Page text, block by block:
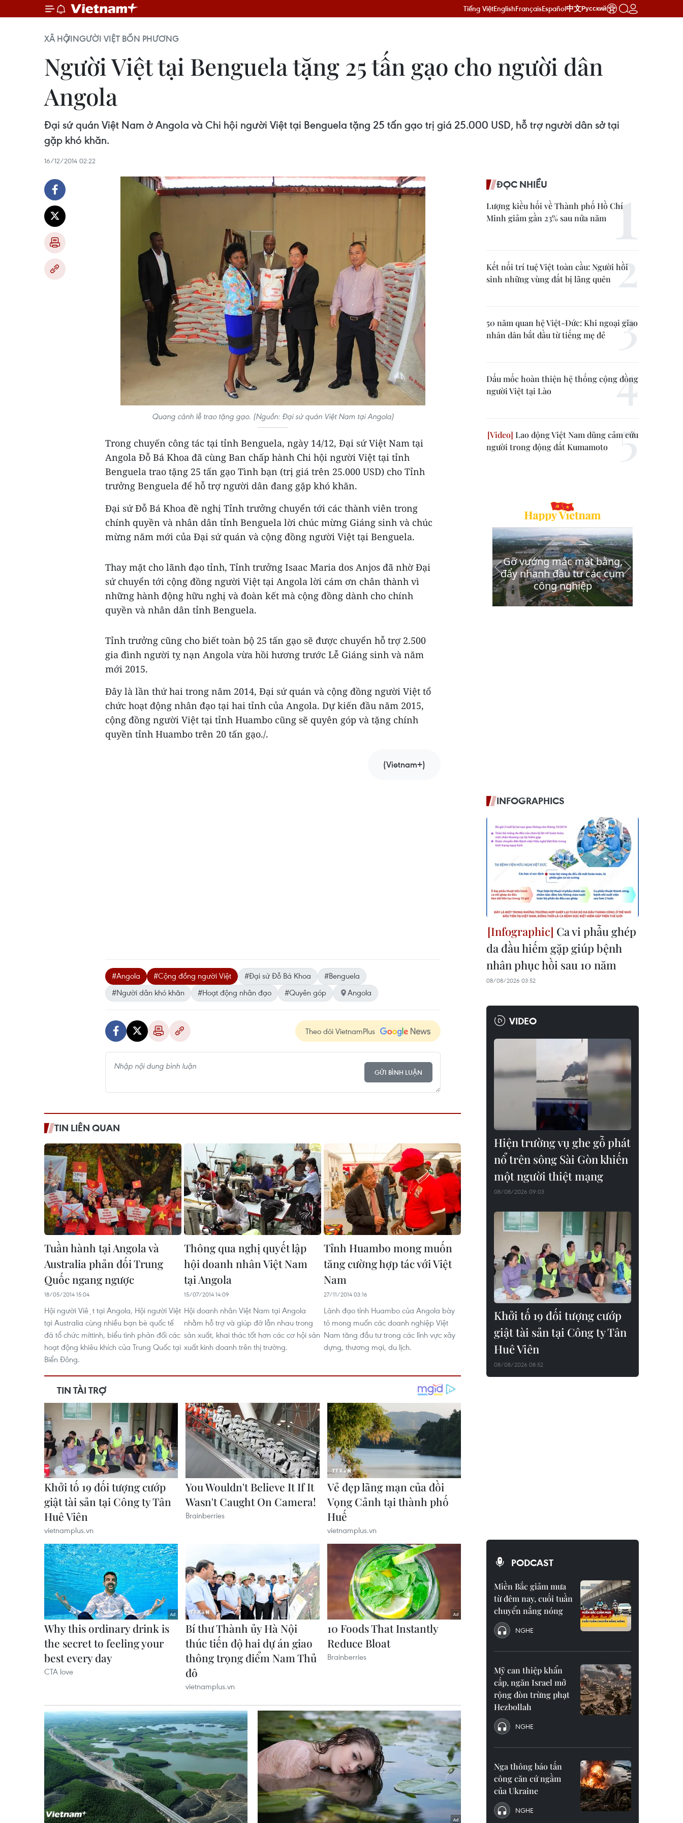
Tiếng ViệtEnglishFrançaisEspañol中文Русский
XÃ HỘINGƯỜI VIỆT BỐN PHƯƠNG
Người Việt tại Benguela tặng 25 tấn gạo cho người dân
Angola
Đại sứ quán Việt Nam ở Angola và Chi hội người Việt tại Benguela tặng 25 tấn gạo trị giá 25.000 USD, hỗ trợ người dân sở tại
gặp khó khăn.
16/12/2014 02:22
Quang cảnh lễ trao tặng gạo. (Nguồn: Đại sứ quán Việt Nam tại Angola)
Trong chuyến công tác tại tỉnh Benguela, ngày 14/12, Đại sứ Việt Nam tại
Angola Đỗ Bá Khoa đã cùng Ban chấp hành Chi hội người Việt tại tỉnh
Benguela trao tặng 25 tấn gạo Tình bạn (trị giá trên 25.000 USD) cho Tỉnh
trưởng Benguela để hỗ trợ người dân đang gặp khó khăn.
Đại sứ Đỗ Bá Khoa đề nghị Tỉnh trưởng chuyển tới các thành viên trong
chính quyền và nhân dân tỉnh Benguela lời chúc mừng Giáng sinh và chúc
mừng năm mới của Đại sứ quán và cộng đồng người Việt tại Benguela.
Thay mặt cho lãnh đạo tỉnh, Tỉnh trưởng Isaac Maria dos Anjos đã nhờ Đại
sứ chuyển tới cộng đồng người Việt tại Angola lời cám ơn chân thành vì
những hành động hữu nghị và đoàn kết mà cộng đồng dành cho chính
quyền và nhân dân tỉnh Benguela.
Tỉnh trưởng cũng cho biết toàn bộ 25 tấn gạo sẽ được chuyển hỗ trợ 2.500
gia đình người tỵ nạn Angola vừa hồi hương trước Lễ Giáng sinh và năm
mới 2015.
Đây là lần thứ hai trong năm 2014, Đại sứ quán và cộng đồng người Việt tổ
chức hoạt động nhân đạo tại hai tỉnh của Angola. Dự kiến đầu năm 2015,
cộng đồng người Việt tại tỉnh Huambo cũng sẽ quyên góp và tặng chính
quyền tỉnh Huambo trên 20 tấn gạo./.
(Vietnam+)
#Angola #Cộng đồng người Việt #Đại sứ Đỗ Bá Khoa
#Benguela
#Người dân khó khăn
#Hoạt động nhân đạo #Quyên góp Angola
Theo dõi VietnamPlus
GỬI BÌNH LUẬN
TIN LIÊN QUAN
Tuần hành tại Angola và
Australia phản đối Trung
Quốc ngang ngược
18/05/2014 15:04
Hội người Việt tại Angola, Hội người Việt
tại Australia cùng nhiều bạn bè quốc tế
đã tổ chức míttinh, biểu tình phản đối các
hoạt động khiêu khích của Trung Quốc tại
Biển Đông.
Thông qua nghị quyết lập
hội doanh nhân Việt Nam
tại Angola
15/07/2014 14:09
Hội doanh nhân Việt Nam tại Angola
nhằm hỗ trợ và giúp đỡ lẫn nhau trong
sản xuất, khai thác tốt hơn các cơ hội sản
xuất kinh doanh trên thị trường.
Tỉnh Huambo mong muốn
tăng cường hợp tác với Việt
Nam
27/11/2014 03:16
Lãnh đạo tỉnh Huambo của Angola bày
tỏ mong muốn các doanh nghiệp Việt
Nam tăng đầu tư trong các lĩnh vực xây
dựng, thương mại, du lịch.
ĐỌC NHIỀU
Lượng kiều hối về Thành phố Hồ Chí
Minh giảm gần 23% sau nửa năm
Kết nối trí tuệ Việt toàn cầu: Người hồi
sinh những vùng đất bị lãng quên
50 năm quan hệ Việt-Đức: Khi ngoại giao
nhân dân bắt đầu từ tiếng mẹ đẻ
Dấu mốc hoàn thiện hệ thống cộng đồng
người Việt tại Lào
Lao động Việt Nam dũng cảm cứu
người trong động đất Kumamoto
INFOGRAPHICS
Ca vi phẫu ghép
da đầu hiếm gặp giúp bệnh
nhân phục hồi sau 10 năm
08/08/2026 03:52
VIDEO
Hiện trường vụ ghe gỗ phát
nổ trên sông Sài Gòn khiến
một người thiệt mạng
08/08/2026 09:03
Khởi tố 19 đối tượng cướp
giật tài sản tại Công ty Tân
Huê Viên
08/08/2026 08:52
PODCAST
Miền Bắc giảm mưa
từ đêm nay, cuối tuần
chuyển nắng nóng
NGHE
Mỹ can thiệp khẩn
cấp, ngăn Israel mở
rộng đòn trừng phạt
Hezbollah
NGHE
Nga thông báo tấn
công căn cứ ngầm
của Ukraine
NGHE